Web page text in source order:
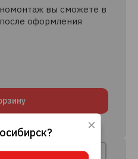
вы сможете в
оформления
ПРЕДЛОЖЕНИЙ
?
вы даете согласие